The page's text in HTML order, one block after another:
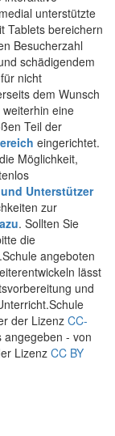
unterstützte
Tablets bereichern
Besucherzahl
schädigendem
nicht
dem Wunsch
eine
Teil der
eingerichtet.
Möglichkeit,
Unterstützer
zur
. Sollten Sie
die
angeboten
lässt
und
der Lizenz CC-
angegeben - von
Lizenz CC BY